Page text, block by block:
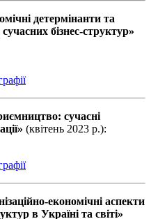
детермінанти та
бізнес-структур»
сучасні
(квiтень 2023 р.):
економічні аспекти
в Україні та світі»